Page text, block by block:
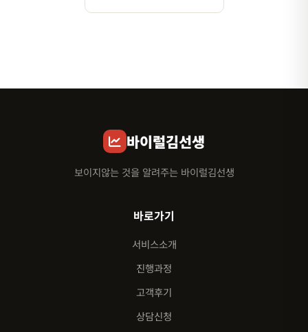
바이럴김선생
보이지않는 것을 알려주는 바이럴김선생
바로가기
서비스소개
진행과정
고객후기
상담신청